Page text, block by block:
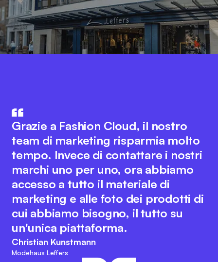
L'integrazione dei dati di prodotto
del nostro sistema ERP con Fashion
Cloud ha migliorato notevolmente i
nostri processi interni. Ora
disponiamo di immagini dei singoli
articoli nel sistema, il che semplifica
notevolmente la rendicontazione
interna e il riordino.
Marc Ramelow
Ramelow
Grazie a Fashion Cloud, il nostro
team di marketing risparmia molto
tempo. Invece di contattare i nostri
marchi uno per uno, ora abbiamo
accesso a tutto il materiale di
marketing e alle foto dei prodotti di
cui abbiamo bisogno, il tutto su
un'unica piattaforma.
Christian Kunstmann
Modehaus Leffers
del settore IT e di quello della
moda. L'idea innovativa alla base
della piattaforma favorisce una
collaborazione fluida tra tutti gli
attori del settore per ottimizzare i
processi digitali. Allo stesso tempo,
il team di Fashion Cloud mantiene il
suo carattere orientato al cliente e
agile. Questo approccio è in linea
con le visioni e gli obiettivi di L&T!